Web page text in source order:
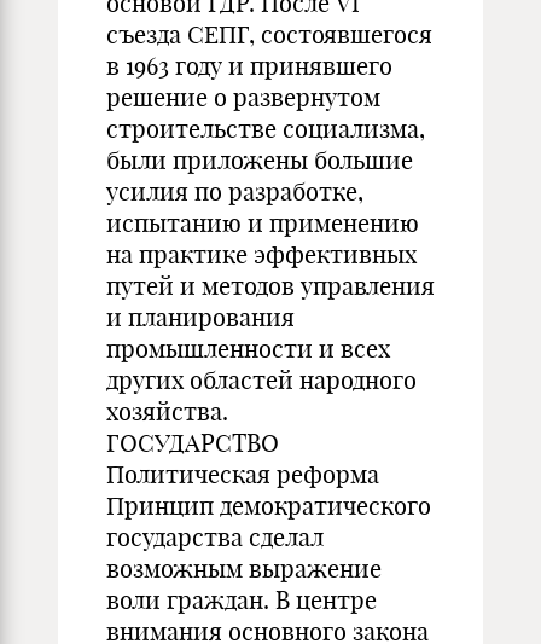
съезда СЕПГ, состоявшегося
в 1963 году и принявшего
решение о развернутом
строительстве социализма,
были приложены большие
усилия по разработке,
испытанию и применению
на практике эффективных
путей и методов управления
и планирования
промышленности и всех
других областей народного
хозяйства.
ГОСУДАРСТВО
Политическая реформа
Принцип демократического
государства сделал
возможным выражение
воли граждан. В центре
внимания основного закона